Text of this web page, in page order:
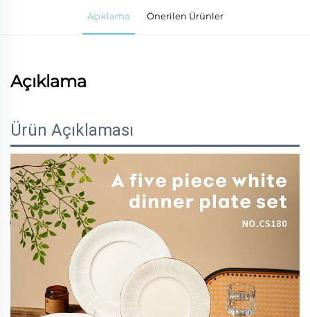
Açıklama Önerilen Ürünler
Açıklama
Ürün Açıklaması